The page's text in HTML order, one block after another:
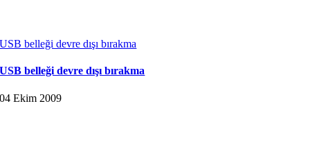
USB belleği devre dışı bırakma
USB belleği devre dışı bırakma
04 Ekim 2009